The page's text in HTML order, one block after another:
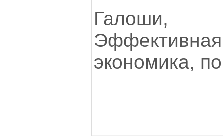
Галоши,
экономика,